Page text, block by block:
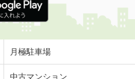
月極駐車場
中古マンション